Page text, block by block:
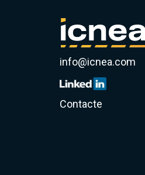
info@icnea.com
Contacte